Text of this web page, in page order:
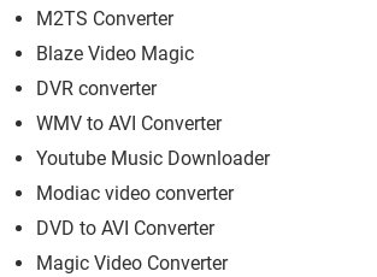
M2TS Converter
Blaze Video Magic
DVR converter
WMV to AVI Converter
Youtube Music Downloader
Modiac video converter
DVD to AVI Converter
Magic Video Converter